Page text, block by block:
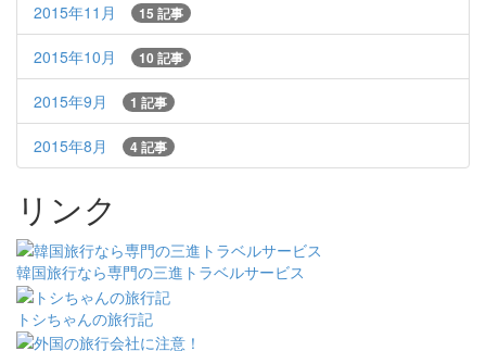
2015年11月 15 記事
2015年10月 10 記事
2015年9月 1 記事
2015年8月 4 記事
リンク
韓国旅行なら専門の三進トラベルサービス
トシちゃんの旅行記